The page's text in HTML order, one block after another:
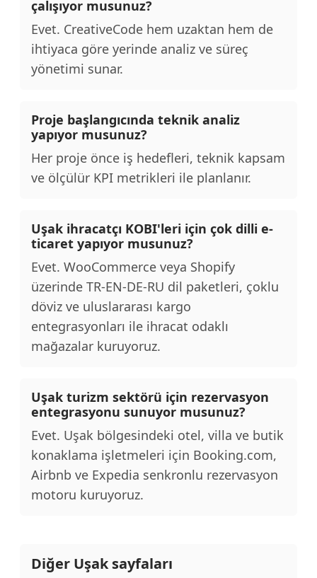
çalışıyor musunuz?
Evet. CreativeCode hem uzaktan hem de
ihtiyaca göre yerinde analiz ve süreç
yönetimi sunar.
Proje başlangıcında teknik analiz
yapıyor musunuz?
Her proje önce iş hedefleri, teknik kapsam
ve ölçülür KPI metrikleri ile planlanır.
Uşak ihracatçı KOBI'leri için çok dilli e-
ticaret yapıyor musunuz?
Evet. WooCommerce veya Shopify
üzerinde TR-EN-DE-RU dil paketleri, çoklu
döviz ve uluslararası kargo
entegrasyonları ile ihracat odaklı
mağazalar kuruyoruz.
Uşak turizm sektörü için rezervasyon
entegrasyonu sunuyor musunuz?
Evet. Uşak bölgesindeki otel, villa ve butik
konaklama işletmeleri için Booking.com,
Airbnb ve Expedia senkronlu rezervasyon
motoru kuruyoruz.
Diğer Uşak sayfaları